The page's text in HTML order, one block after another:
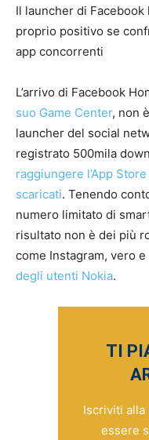
Il launcher di
proprio positivo se
app concorrenti
L’arrivo di Facebook
suo Game Center, non
launcher del social
registrato 500mila
raggiungere l’App
scaricati. Tenendo
numero limitato di
risultato non è dei più
come Instagram, vero
degli utenti Nokia.
TI
Iscriviti
essere